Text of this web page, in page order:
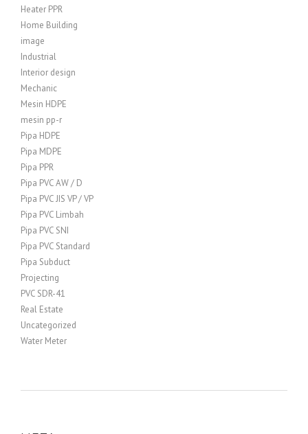
Heater PPR
Home Building
image
Industrial
Interior design
Mechanic
Mesin HDPE
mesin pp-r
Pipa HDPE
Pipa MDPE
Pipa PPR
Pipa PVC AW / D
Pipa PVC JIS VP / VP
Pipa PVC Limbah
Pipa PVC SNI
Pipa PVC Standard
Pipa Subduct
Projecting
PVC SDR-41
Real Estate
Uncategorized
Water Meter